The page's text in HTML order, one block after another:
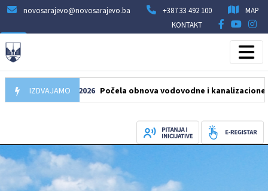
novosarajevo@novosarajevo.ba +387 33 492 100
MAP
KONTAKT
IZDVAJAMO
05.08.2026 Počela obnova vodovodne i kanalizacione